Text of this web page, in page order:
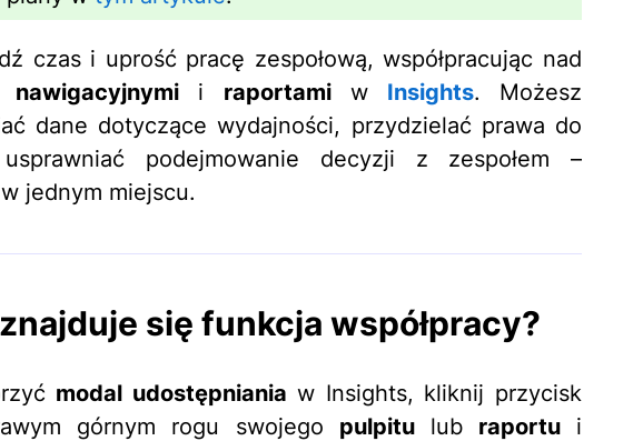
czas i uprość pracę zespołową, współpracując nad
nawigacyjnymi i raportamiw Insights. Możesz
dane dotyczące wydajności, przydzielać prawa do
podejmowanie decyzji z zespołem –
jednym miejscu.
się funkcja współpracy?
modal udostępniania w Insights, kliknij przycisk
górnym rogu swojego pulpitulub raportui